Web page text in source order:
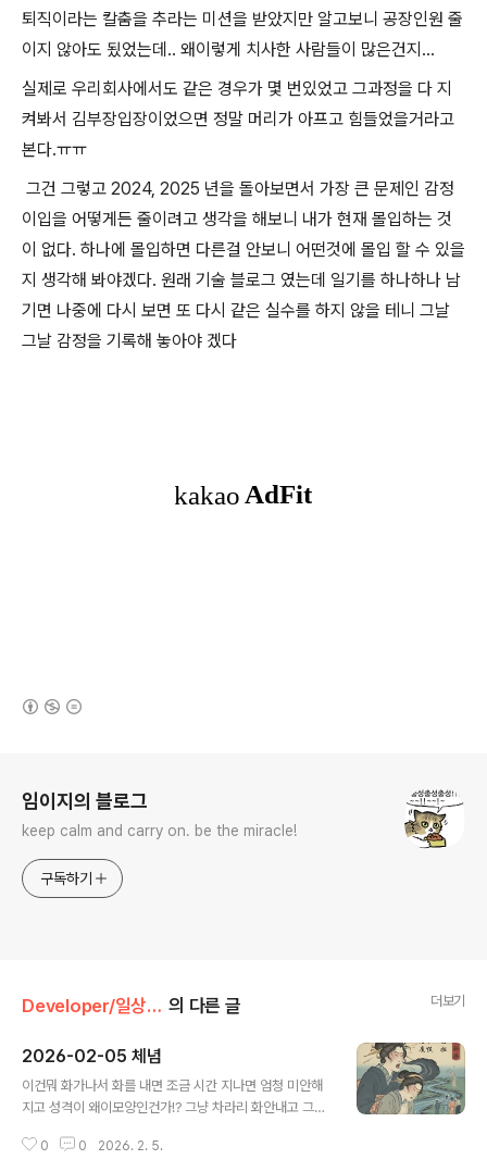
퇴직이라는 칼춤을 추라는 미션을 받았지만 알고보니 공장인원 줄
이지 않아도 됬었는데.. 왜이렇게 치사한 사람들이 많은건지...
실제로 우리회사에서도 같은 경우가 몇 번있었고 그과정을 다 지
켜봐서 김부장입장이었으면 정말 머리가 아프고 힘들었을거라고
본다.ㅠㅠ
그건 그렇고 2024, 2025 년을 돌아보면서 가장 큰 문제인 감정
이입을 어떻게든 줄이려고 생각을 해보니 내가 현재 몰입하는 것
이 없다. 하나에 몰입하면 다른걸 안보니 어떤것에 몰입 할 수 있을
지 생각해 봐야겠다. 원래 기술 블로그 였는데 일기를 하나하나 남
기면 나중에 다시 보면 또 다시 같은 실수를 하지 않을 테니 그날
그날 감정을 기록해 놓아야 겠다
임이지의 블로그
keep calm and carry on. be the miracle!
구독하기
Developer/일상다반사 의 다른 글 더보기
2026-02-05 체념
이건뭐 화가나서 화를 내면 조금 시간 지나면 엄청 미안해
지고 성격이 왜이모양인건가!? 그냥 차라리 화안내고 그냥
0 0 2026. 2. 5.